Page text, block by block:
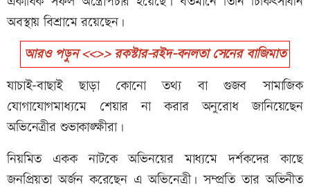
অবস্থায় বিশ্রামে রয়েছেন।
আরও পড়ুন <<>> রকস্টার-রইদ-বনলতা সেনের বাজিমাত
যাচাই-বাছাই ছাড়া কোনো তথ্য বা গুজব সামাজিক
যোগাযোগমাধ্যমে শেয়ার না করার অনুরোধ জানিয়েছেন
অভিনেত্রীর শুভাকাঙ্ক্ষীরা।
নিয়মিত একক নাটকে অভিনয়ের মাধ্যমে দর্শকদের কাছে
জনপ্রিয়তা অর্জন করেছেন এ অভিনেত্রী। সম্প্রতি তার অভিনীত